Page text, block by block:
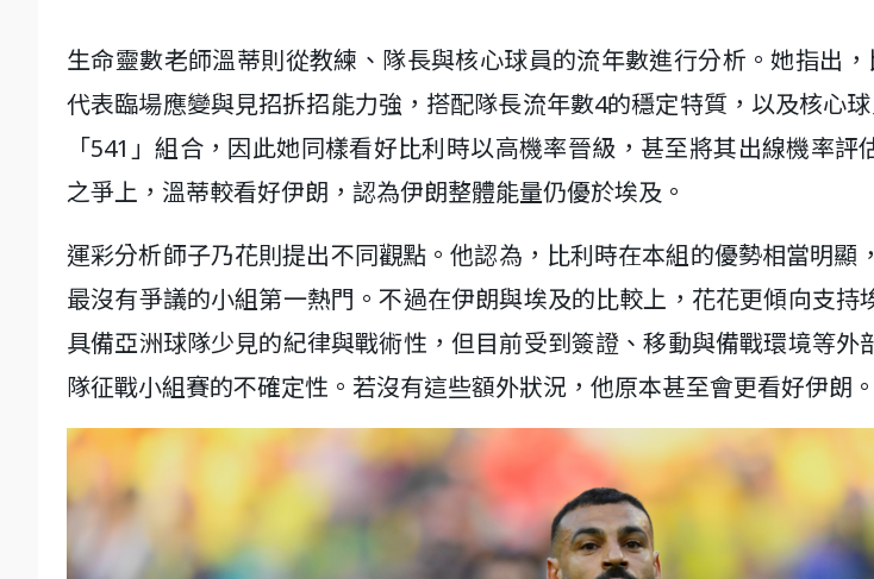
生命靈數老師溫蒂則從教練、隊長與核心球員的流年數進行分析。她指出，
代表臨場應變與見招拆招能力強，搭配隊長流年數4的穩定特質，以及核心
「541」組合，因此她同樣看好比利時以高機率晉級，甚至將其出線機率評
之爭上，溫蒂較看好伊朗，認為伊朗整體能量仍優於埃及。
運彩分析師子乃花則提出不同觀點。他認為，比利時在本組的優勢相當明顯
最沒有爭議的小組第一熱門。不過在伊朗與埃及的比較上，花花更傾向支持
具備亞洲球隊少見的紀律與戰術性，但目前受到簽證、移動與備戰環境等外
隊征戰小組賽的不確定性。若沒有這些額外狀況，他原本甚至會更看好伊朗。